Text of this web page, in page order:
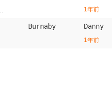
1年前
Burnaby Danny
1年前